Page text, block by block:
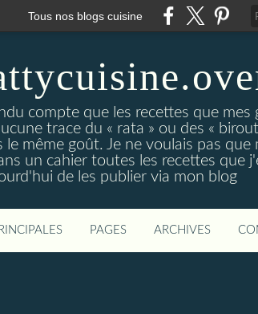
Tous nos blogs cuisine
compte que les recettes que
trace du « rata » ou des «
même goût. Je ne voulais pas
un cahier toutes les recettes que
de les publier via mon blog
PAGES ARCHIVES